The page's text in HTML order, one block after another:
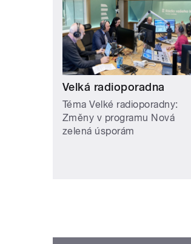
Velká radioporadna
Téma Velké radioporadny:
Změny v programu Nová
zelená úsporám